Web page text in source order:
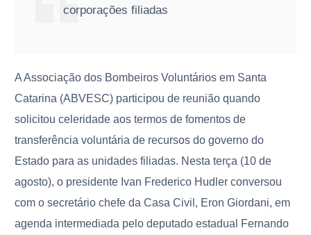
corporações filiadas
A Associação dos Bombeiros Voluntários em Santa
Catarina (ABVESC) participou de reunião quando
solicitou celeridade aos termos de fomentos de
transferência voluntária de recursos do governo do
Estado para as unidades filiadas. Nesta terça (10 de
agosto), o presidente Ivan Frederico Hudler conversou
com o secretário chefe da Casa Civil, Eron Giordani, em
agenda intermediada pelo deputado estadual Fernando